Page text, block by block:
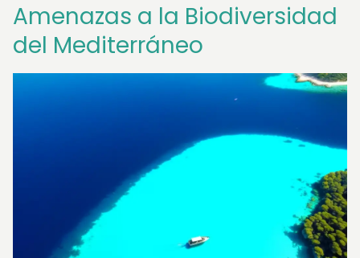
Amenazas a la Biodiversidad
del Mediterráneo